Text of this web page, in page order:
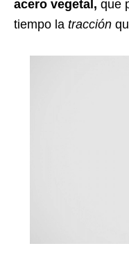
acero vegetal, que
tiempo la tracción